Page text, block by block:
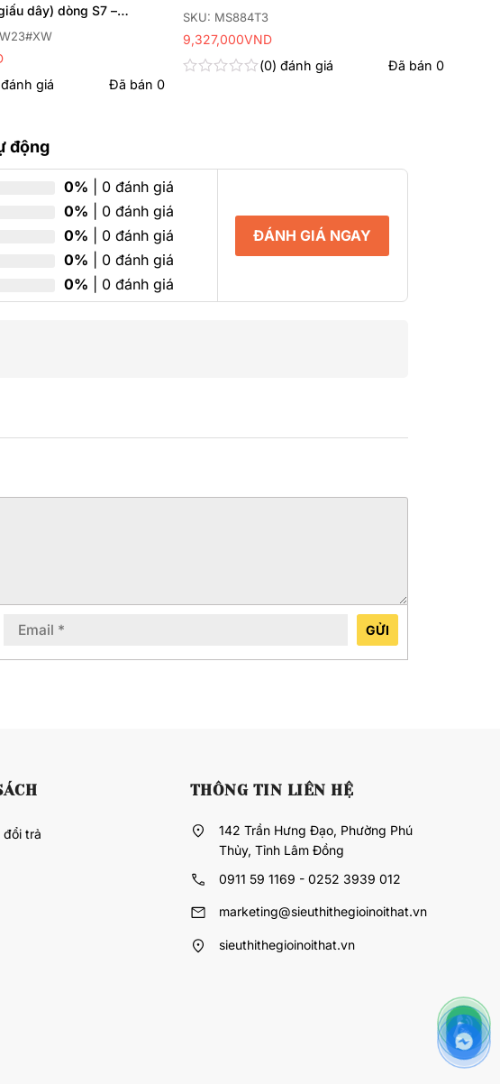
dây) dòng S7 –
đánh giá Đã bán0
SKU: MS884T3
0 đánh giá Đã bán0
9,327,000VND
động
0% | 0 đánh giá
0% | 0 đánh giá
0% | 0 đánh giá
0% | 0 đánh giá
0% | 0 đánh giá
ĐÁNH GIÁ NGAY
GỬI
đổi trả
THÔNG TIN LIÊN HỆ
142 Trần Hưng Đạo, Phường Phú
Thủy, Tỉnh Lâm Đồng
0911 59 1169 - 0252 3939 012
marketing@sieuthithegioinoithat.vn
sieuthithegioinoithat.vn